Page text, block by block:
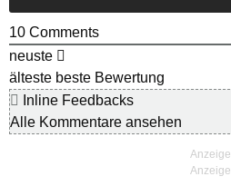
10 Comments
neuste
älteste beste Bewertung
Inline Feedbacks
Alle Kommentare ansehen